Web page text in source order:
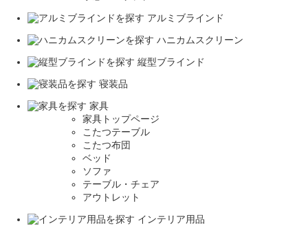
アルミブラインド
ハニカムスクリーン
縦型ブラインド
寝装品
家具
家具トップページ
こたつテーブル
こたつ布団
ベッド
ソファ
テーブル・チェア
アウトレット
インテリア用品